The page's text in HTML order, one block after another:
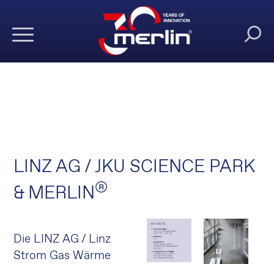
LINZ AG / JKU SCIENCE PARK
& MERLIN®
Die LINZ AG / Linz
Strom Gas Wärme